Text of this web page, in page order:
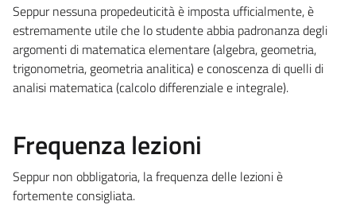
Seppur nessuna propedeuticità è imposta ufficialmente, è
estremamente utile che lo studente abbia padronanza degli
argomenti di matematica elementare (algebra, geometria,
trigonometria, geometria analitica) e conoscenza di quelli di
analisi matematica (calcolo differenziale e integrale).
Frequenza lezioni
Seppur non obbligatoria, la frequenza delle lezioni è
fortemente consigliata.